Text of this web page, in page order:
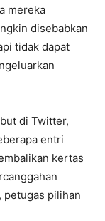
mereka
disebabkan
tidak dapat
di Twitter,
entri
kertas
petugas pilihan